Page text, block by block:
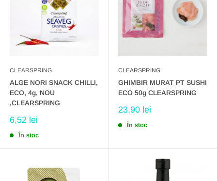
CLEARSPRING
ALGE NORI SNACK CHILLI,
ECO, 4g, NOU
,CLEARSPRING
Preț
6,52 lei
În stoc
CLEARSPRING
GHIMBIR MURAT PT SUSHI
ECO 50g CLEARSPRING
Preț
23,90 lei
În stoc